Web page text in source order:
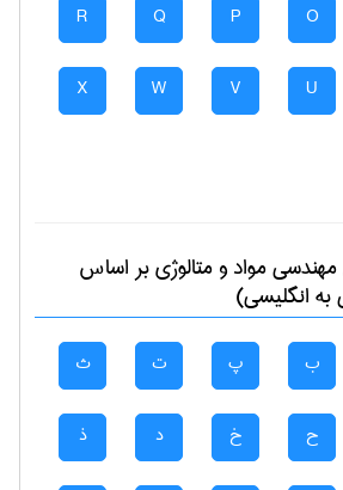
O
P
Q
R
U
V
W
X
مهندسی مواد و متالوژیبر اساس
به انگلیسی)
ب پ ت ث
ح خ د ذ